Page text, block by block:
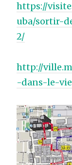
https://
uba/sortir-
2/
http://
-dans-le-